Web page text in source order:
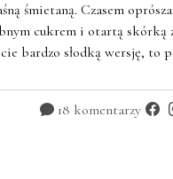
śmietaną. Czasem
cukrem i otartą skórką
bardzo słodką wersję, to
18 komentarzy